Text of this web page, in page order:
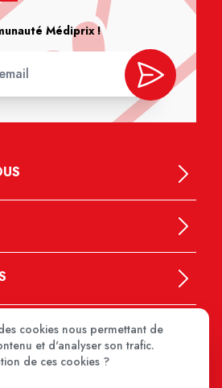
Médiprix !
cookies nous permettant de
et d'analyser son trafic.
de ces cookies ?